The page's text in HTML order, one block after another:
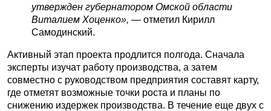
утвержден губернатором Омской области
Виталием Хоценко», — отметил Кирилл
Самодинский.
Активный этап проекта продлится полгода. Сначала
эксперты изучат работу производства, а затем
совместно с руководством предприятия составят карту,
где отметят возможные точки роста и планы по
снижению издержек производства. В течение еще двух с